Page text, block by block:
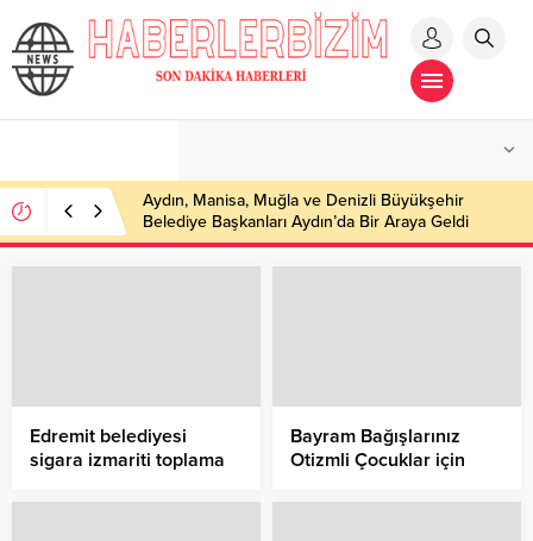
Aydın, Manisa, Muğla ve Denizli Büyükşehir
Belediye Başkanları Aydın’da Bir Araya Geldi
Edremit belediyesi
sigara izmariti toplama
Bayram Bağışlarınız
Otizmli Çocuklar için